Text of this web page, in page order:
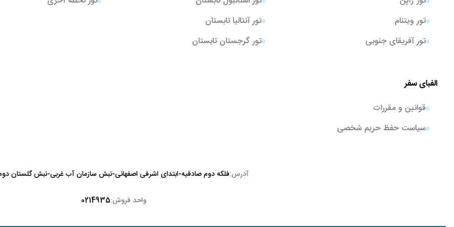
تور ویتنام
تور آفریقای جنوبی
تور آنتالیا تابستان
تور گرجستان تابستان
الفبای سفر
قوانین و مقررات
سیاست حفظ حریم شخصی
آدرس:فلکه دوم صادقیه-ابتدای اشرفی اصفهانی-نبش سازمان آب غربی-نبش گلستان
واحد فروش:0214935